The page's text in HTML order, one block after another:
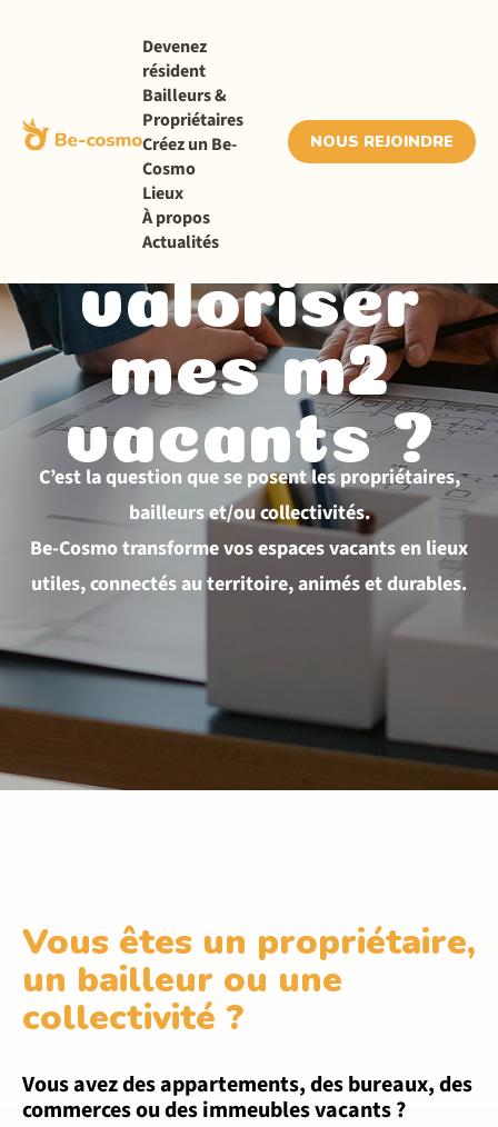
Devenez
résident
Bailleurs &
Propriétaires
Créez un Be-
Cosmo
Lieux
À propos
Actualités
NOUS REJOINDRE
Comment
valoriser
mes m2
vacants ?
C’est la question que se posent les propriétaires,
bailleurs et/ou collectivités.
Be-Cosmo transforme vos espaces vacants en lieux
utiles, connectés au territoire, animés et durables.
Vous êtes un propriétaire,
un bailleur ou une
collectivité ?
Vous avez des appartements, des bureaux, des
commerces ou des immeubles vacants ?